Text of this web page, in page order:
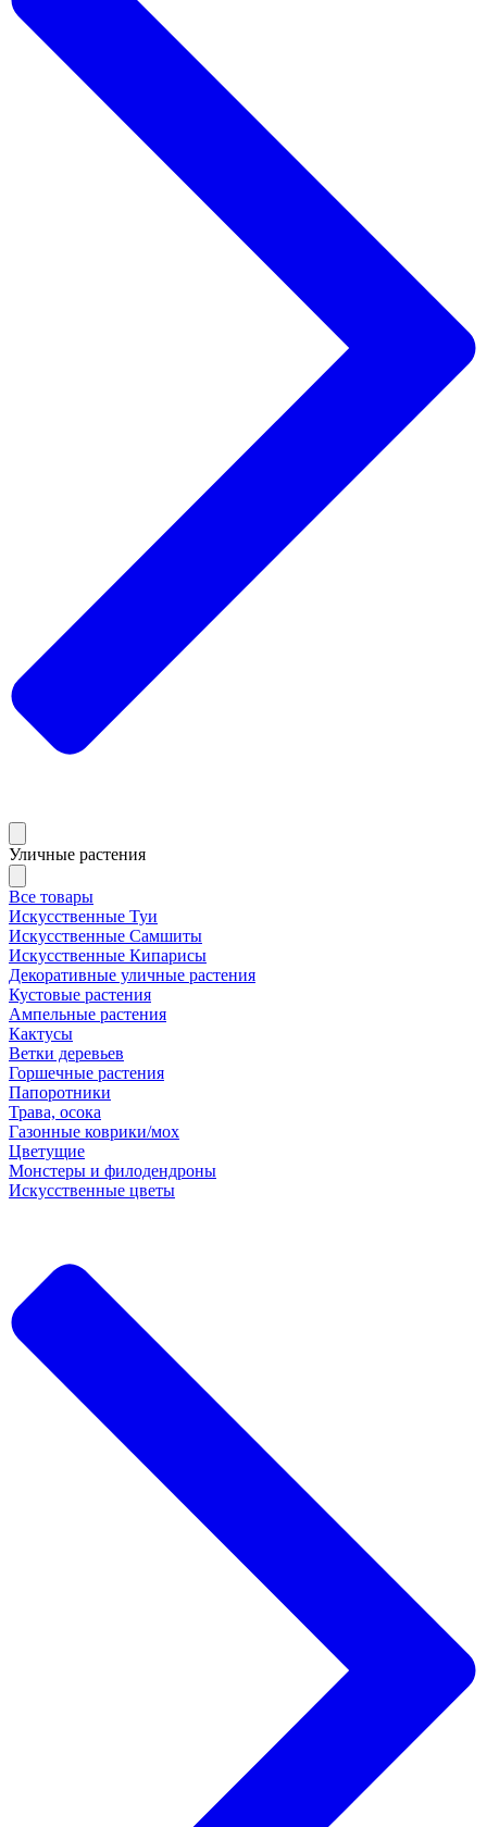
Уличные растения
Все товары
Искусственные Туи
Искусственные Самшиты
Искусственные Кипарисы
Декоративные уличные растения
Кустовые растения
Ампельные растения
Кактусы
Ветки деревьев
Горшечные растения
Папоротники
Трава, осока
Газонные коврики/мох
Цветущие
Монстеры и филодендроны
Искусственные цветы